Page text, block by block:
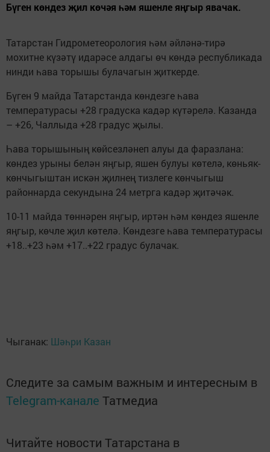
Бүген көндез җил көчәя һәм яшенле яңгыр явачак.
Татарстан Гидрометеорология һәм әйләнә-тирә
мохитне күзәтү идарәсе алдагы өч көндә республикада
нинди һава торышы булачагын җиткерде.
Бүген 9 майда Татарстанда көндезге һава
температурасы +28 градуска кадәр күтәрелә. Казанда
– +26, Чаллыда +28 градус җылы.
Һава торышының көйсезләнеп алуы да фаразлана:
көндез урыны белән яңгыр, яшен булуы көтелә, көньяк-
көнчыгыштан искән җилнең тизлеге көнчыгыш
районнарда секундына 24 метрга кадәр җитәчәк.
10-11 майда төннәрен яңгыр, иртән һәм көндез яшенле
яңгыр, көчле җил көтелә. Көндезге һава температурасы
+18..+23 һәм +17..+22 градус булачак.
Чыганак: Шәһри Казан
Следите за самым важным и интересным в
Telegram-канале Татмедиа
Читайте новости Татарстана в